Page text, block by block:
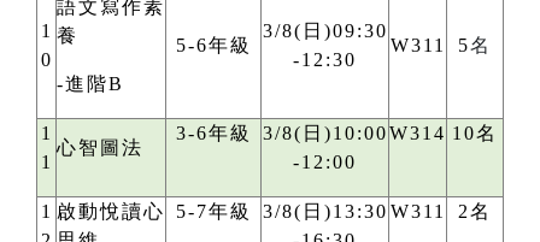
1
0
語文寫作素
養
-進階B
5-6年級
3/8(日)09:30
-12:30
W311 5名
1
1
心智圖法
3-6年級
3/8(日)10:00
-12:00
W314 10名
1 啟動悅讀心
5-7年級
3/8(日)13:30 W311 2名